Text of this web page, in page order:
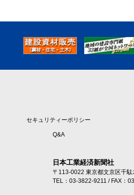
セキュリティーポリシー
Q&A
日本工業経済新聞社
〒113-0022 東京都文京区千
TEL：03-3822-9211 / FAX：